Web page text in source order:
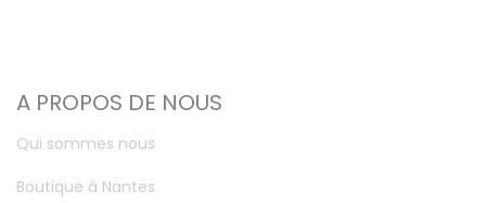
A PROPOS DE NOUS
Qui sommes nous
Boutique à Nantes